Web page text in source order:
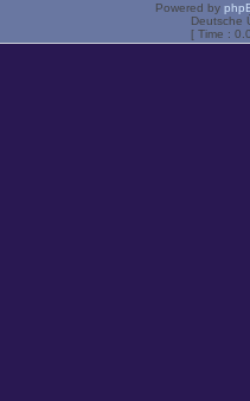
Powered by
Deutsche
[ Time :